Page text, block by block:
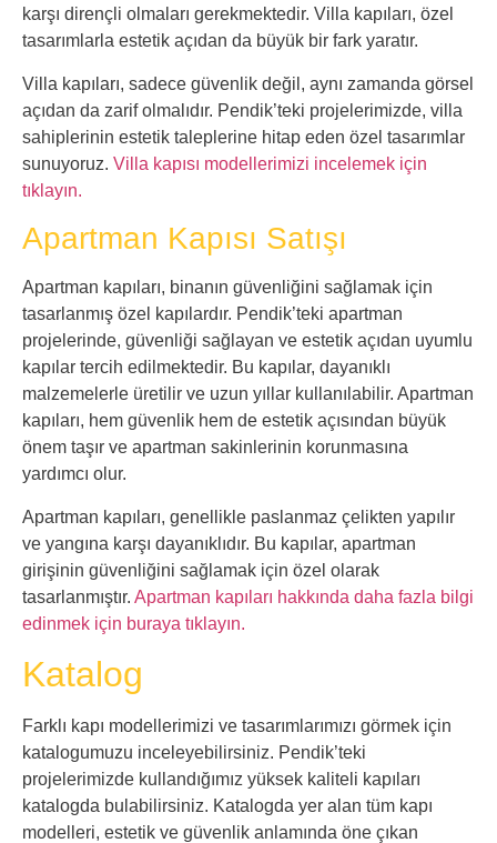
karşı dirençli olmaları gerekmektedir. Villa kapıları, özel
tasarımlarla estetik açıdan da büyük bir fark yaratır.
Villa kapıları, sadece güvenlik değil, aynı zamanda görsel
açıdan da zarif olmalıdır. Pendik’teki projelerimizde, villa
sahiplerinin estetik taleplerine hitap eden özel tasarımlar
sunuyoruz. Villa kapısı modellerimizi incelemek için
tıklayın.
Apartman Kapısı Satışı
Apartman kapıları, binanın güvenliğini sağlamak için
tasarlanmış özel kapılardır. Pendik’teki apartman
projelerinde, güvenliği sağlayan ve estetik açıdan uyumlu
kapılar tercih edilmektedir. Bu kapılar, dayanıklı
malzemelerle üretilir ve uzun yıllar kullanılabilir. Apartman
kapıları, hem güvenlik hem de estetik açısından büyük
önem taşır ve apartman sakinlerinin korunmasına
yardımcı olur.
Apartman kapıları, genellikle paslanmaz çelikten yapılır
ve yangına karşı dayanıklıdır. Bu kapılar, apartman
girişinin güvenliğini sağlamak için özel olarak
tasarlanmıştır. Apartman kapıları hakkında daha fazla bilgi
edinmek için buraya tıklayın.
Katalog
Farklı kapı modellerimizi ve tasarımlarımızı görmek için
katalogumuzu inceleyebilirsiniz. Pendik’teki
projelerimizde kullandığımız yüksek kaliteli kapıları
katalogda bulabilirsiniz. Katalogda yer alan tüm kapı
modelleri, estetik ve güvenlik anlamında öne çıkan